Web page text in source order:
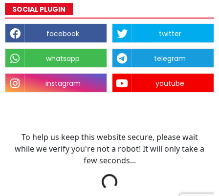
SOCIAL PLUGIN
facebook twitter
whatsapp telegram
instagram youtube